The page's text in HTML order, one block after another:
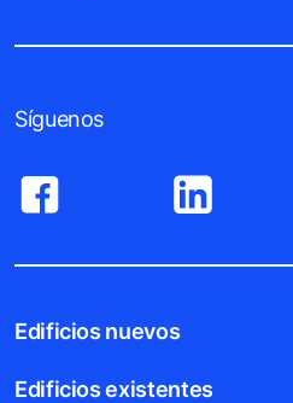
Síguenos
Edificios nuevos
Edificios existentes